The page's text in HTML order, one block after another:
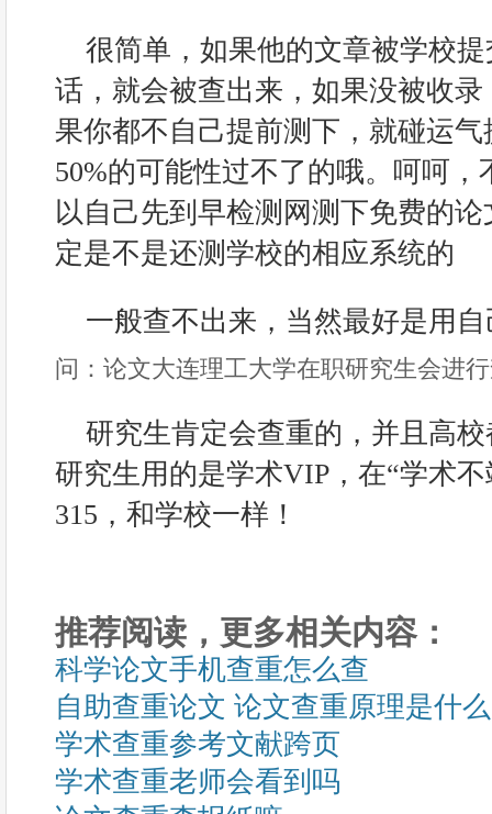
很简单，如果他的文章被学校
话，就会被查出来，如果没被收
果你都不自己提前测下，就碰运
50%的可能性过不了的哦。呵呵
以自己先到早检测网测下免费的
定是不是还测学校的相应系统的
一般查不出来，当然最好是用
问：论文大连理工大学在职研究生会进
研究生肯定会查重的，并且高
研究生用的是学术VIP，在“学术
315，和学校一样！
推荐阅读，更多相关内容：
科学论文手机查重怎么查
自助查重论文 论文查重原理是什
学术查重参考文献跨页
学术查重老师会看到吗